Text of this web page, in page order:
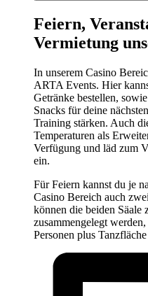
Feiern,
Vermietung
In unserem Casino
ARTA Events. Hier
Getränke bestellen,
Snacks für deine
Training stärken. Auch
Temperaturen als
Verfügung und läd zum
ein.
Für Feiern kannst du je
Casino Bereich auch
können die beiden Säale
zusammengelegt
Personen plus